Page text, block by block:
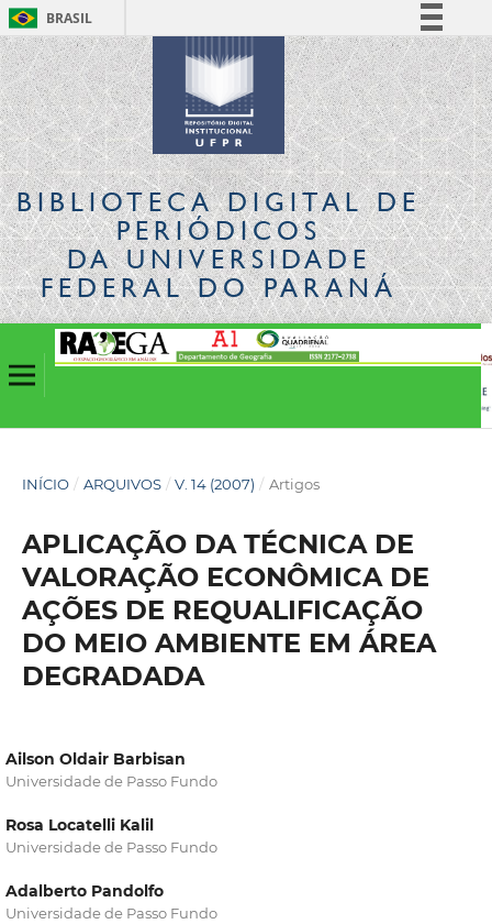
BRASIL
Simplifique!
Comunica BR
Participe
Acesso à informação
Legislação
Canais
BIBLIOTECA DIGITALDE
PERIÓDICOS
DA UNIVERSIDADE
FEDERAL DO PARANÁ
INÍCIO / ARQUIVOS / V. 14 (2007) / Artigos
APLICAÇÃO DA TÉCNICA DE
VALORAÇÃO ECONÔMICA DE
AÇÕES DE REQUALIFICAÇÃO
DO MEIO AMBIENTE EM ÁREA
DEGRADADA
Ailson Oldair Barbisan
Universidade de Passo Fundo
Rosa Locatelli Kalil
Universidade de Passo Fundo
Adalberto Pandolfo
Universidade de Passo Fundo